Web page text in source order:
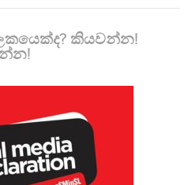
කියවන්න!